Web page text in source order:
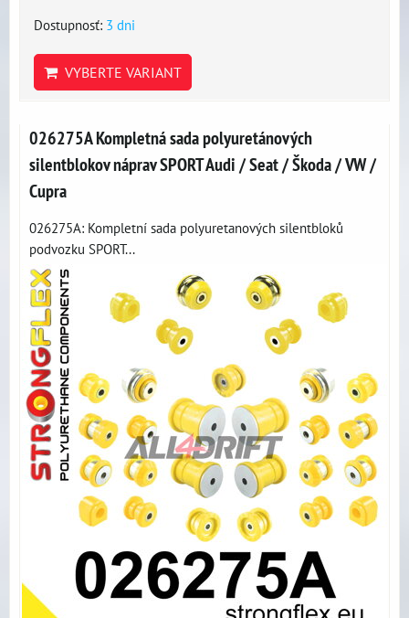
Dostupnosť: 3 dni
VYBERTE VARIANT
026275A Kompletná sada polyuretánových
silentblokov náprav SPORT Audi / Seat / Škoda / VW /
Cupra
026275A: Kompletní sada polyuretanových silentbloků
podvozku SPORT...